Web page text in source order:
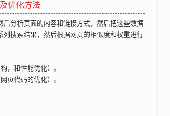
优化方法
分析页面的内容和链接方式，然后把这些数据
搜索结果，然后根据网页的相似度和权重进行
，和性能优化）。
页代码的优化）。